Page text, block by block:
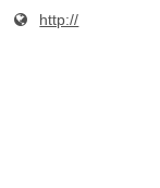
http://